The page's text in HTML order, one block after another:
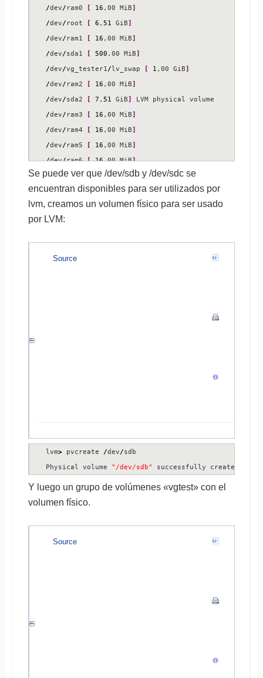
/dev/ ram0 [ 16 ,00 MiB]
/dev/ root [ 6 , 51 GiB]
/dev/ ram1 [ 16 ,00 MiB]
/dev/sda1 [ 500 ,00 MiB]
/dev/vg_tester1 /lv_swap [ 1 ,00 GiB]
/dev/ ram2 [ 16 ,00 MiB]
/dev/sda2 [ 7 , 51 GiB]
/dev/ ram3 [ 16 ,00 MiB]
/dev/ ram4 [ 16 ,00 MiB]
/dev/ ram5 [ 16 ,00 MiB]
/dev/ram6 [ 16,00 MiB]
/dev/ram7 [ 16 ,00 MiB]
/dev/ram8 [ 16 ,00 MiB]
/dev/ram9 [ 16,00 MiB ]
/dev/
Se puede ver que /dev/sdb y /dev/sdc se
encuentran disponibles para ser utilizados por
lvm, creamos un volumen físico para ser usado
por LVM:
Source
lvm> pvcreate /dev/sdb
Physical volume "/dev/sdb" successfully created
Y luego un grupo de volúmenes «vgtest» con el
volumen físico.
Source